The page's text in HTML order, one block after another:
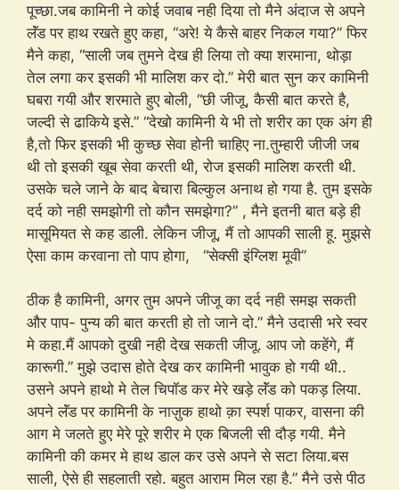
पूच्छा.जब कामिनी ने कोई जवाब नही दिया तो मैने अंदाज से अपने
लॅंड पर हाथ रखते हुए कहा, “अरे! ये कैसे बाहर निकल गया?” फिर
मैने कहा, “साली जब तुमने देख ही लिया तो क्या शरमाना, थोड़ा
तेल लगा कर इसकी भी मालिश कर दो.” मेरी बात सुन कर कामिनी
घबरा गयी और शरमाते हुए बोली, “छी जीजू, कैसी बात करते है,
जल्दी से ढाकिये इसे.” “देखो कामिनी ये भी तो शरीर का एक अंग ही
है,तो फिर इसकी भी कुच्छ सेवा होनी चाहिए ना.तुम्हारी जीजी जब
थी तो इसकी खूब सेवा करती थी, रोज इसकी मालिश करती थी.
उसके चले जाने के बाद बेचारा बिल्कुल अनाथ हो गया है. तुम इसके
दर्द को नही समझोगी तो कौन समझेगा?” , मैने इतनी बात बड़े ही
मासूमियत से कह डाली. लेकिन जीजू, मैं तो आपकी साली हू. मुझसे
ऐसा काम करवाना तो पाप होगा, “सेक्सी इंग्लिश मूवी”
ठीक है कामिनी, अगर तुम अपने जीजू का दर्द नही समझ सकती
और पाप- पुन्य की बात करती हो तो जाने दो.” मैने उदासी भरे स्वर
मे कहा.मैं आपको दुखी नही देख सकती जीजू. आप जो कहेंगे, मैं
कारूगी.” मुझे उदास होते देख कर कामिनी भावुक हो गयी थी..
उसने अपने हाथो मे तेल चिपॉड कर मेरे खड़े लॅंड को पकड़ लिया.
अपने लॅंड पर कामिनी के नाज़ुक हाथो क़ा स्पर्श पाकर, वासना की
आग मे जलते हुए मेरे पूरे शरीर मे एक बिजली सी दौड़ गयी. मैने
कामिनी की कमर मे हाथ डाल कर उसे अपने से सटा लिया.बस
साली, ऐसे ही सहलाती रहो. बहुत आराम मिल रहा है.” मैने उसे पीठ